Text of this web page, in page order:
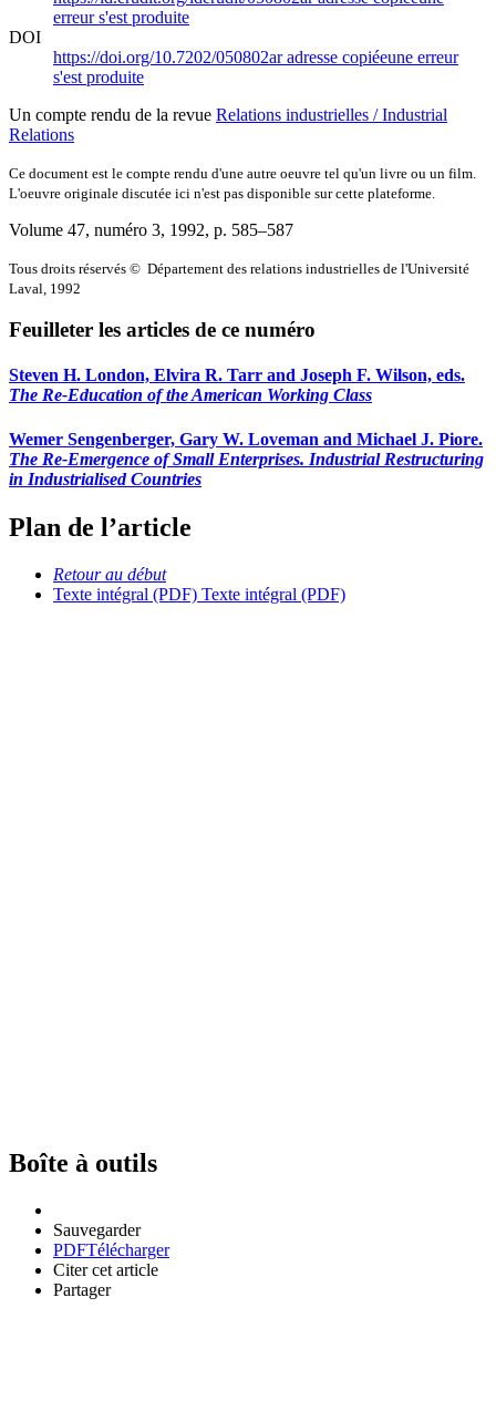
erreur s'est produite
DOI
https://doi.org/10.7202/050802aradresse copiéeune erreur
s'est produite
Un compte rendu de la revue Relations industrielles / Industrial
Relations
Ce document est le compte rendu d'une autre oeuvre tel qu'un livre ou un film.
L'oeuvre originale discutée ici n'est pas disponible sur cette plateforme.
Volume 47, numéro 3, 1992, p. 585–587
Tous droits réservés © Département des relations industrielles de l'Université
Laval, 1992
Feuilleter les articles de ce numéro
Steven H. London, Elvira R. Tarr and Joseph F. Wilson, eds.
The Re-Education of the American Working Class
Wemer Sengenberger, Gary W. Loveman and Michael J. Piore.
The Re-Emergence of Small Enterprises. Industrial Restructuring
in Industrialised Countries
Plan de l’article
Retour au début
Texte intégral (PDF) Texte intégral (PDF)
Boîte à outils
Sauvegarder
PDFTélécharger
Citer cet article
Partager